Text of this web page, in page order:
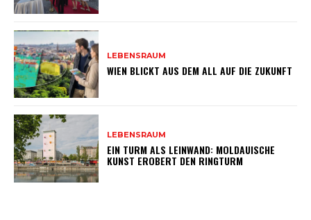
LEBENSRAUM
WIEN BLICKT AUS DEM ALL AUF DIE ZUKUNFT
LEBENSRAUM
EIN TURM ALS LEINWAND: MOLDAUISCHE
KUNST EROBERT DEN RINGTURM